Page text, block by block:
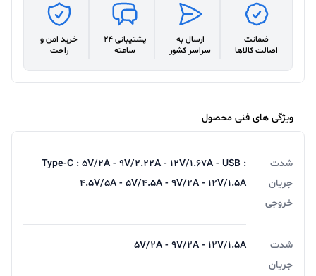
ضمانت
اصالت کالاها
ارسال به
سراسر کشور
پشتیبانی 24
ساعته
خرید امن و
راحت
ویژگی های فنی محصول
شدت
جریان
خروجی
Type-C : 5V/2A - 9V/2.22A - 12V/1.67A - USB :
4.5V/5A - 5V/4.5A - 9V/2A - 12V/1.5A
شدت
جریان
5V/2A - 9V/2A - 12V/1.5A